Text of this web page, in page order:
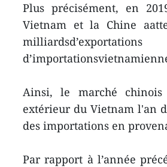
Plus précisément, en
Vietnam et la Chine
Ainsi, le marché
extérieur du Vietnam l'an
des importations en
Par rapport à l’année